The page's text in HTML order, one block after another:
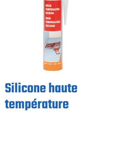
Silicone haute
température